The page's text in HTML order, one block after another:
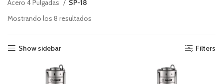
Acero 4 Pulgadas
SP-18
Mostrando los 8 resultados
Show sidebar Filters